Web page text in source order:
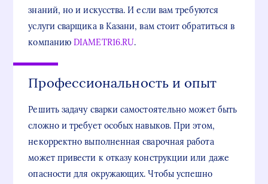
знаний, но и искусства. И если вам требуются
услуги сварщика в Казани, вам стоит обратиться в
компаниюDIAMETR16.RU.
Профессиональность и опыт
Решить задачу сварки самостоятельно может быть
сложно и требует особых навыков. При этом,
некорректно выполненная сварочная работа
может привести к отказу конструкции или даже
опасности для окружающих. Чтобы успешно